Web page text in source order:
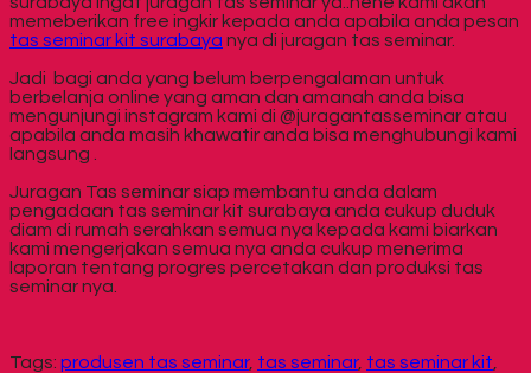
memeberikan free ingkir kepada anda apabila anda pesan
tas seminar kit surabaya nya di juragan tas seminar.
Jadi bagi anda yang belum berpengalaman untuk
berbelanja online yang aman dan amanah anda bisa
mengunjungi instagram kami di @juragantasseminar atau
apabila anda masih khawatir anda bisa menghubungi kami
langsung .
Juragan Tas seminar siap membantu anda dalam
pengadaan tas seminar kit surabaya anda cukup duduk
diam di rumah serahkan semua nya kepada kami biarkan
kami mengerjakan semua nya anda cukup menerima
laporan tentang progres percetakan dan produksi tas
seminar nya.
Tags: produsen tas seminar, tas seminar, tas seminar kit